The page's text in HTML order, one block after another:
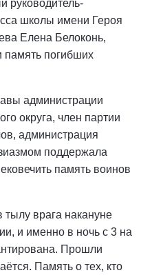
руководитель-
школы имени Героя
Елена Белоконь,
память погибших
администрации
округа, член партии
администрация
поддержала
память воинов
тылу врага накануне
и именно в ночь с 3 на
Прошли
Память о тех, кто